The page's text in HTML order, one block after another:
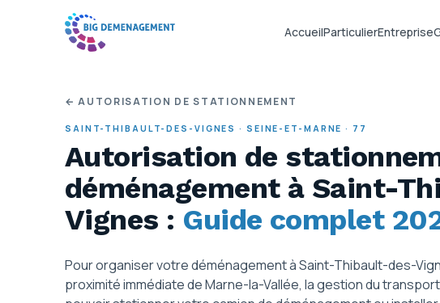
AccueilParticulierEntreprise
← AUTORISATION DE STATIONNEMENT
SAINT-THIBAULT-DES-VIGNES · SEINE-ET-MARNE · 77
Autorisation de
déménagement à Saint-
Vignes : Guide complet
Pour organiser votre déménagement à Saint-Thibault-des-
proximité immédiate de Marne-la-Vallée, la gestion du